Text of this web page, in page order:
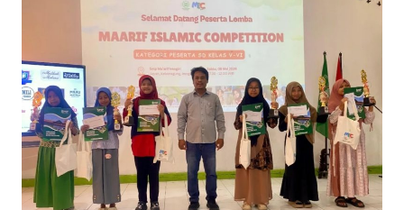
B
g
i
a
n